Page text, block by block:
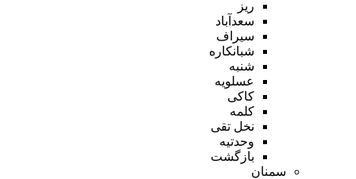
ریز
سعدآباد
سیراف
شبانکاره
شنبه
عسلویه
کاکی
کلمه
نخل تقی
وحدتیه
بازگشت
سمنان